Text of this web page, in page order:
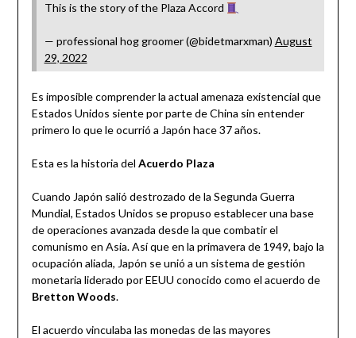
This is the story of the Plaza Accord
— professional hog groomer (@bidetmarxman) August
29, 2022
Es imposible comprender la actual amenaza existencial que
Estados Unidos siente por parte de China sin entender
primero lo que le ocurrió a Japón hace 37 años.
Esta es la historia del Acuerdo Plaza
Cuando Japón salió destrozado de la Segunda Guerra
Mundial, Estados Unidos se propuso establecer una base
de operaciones avanzada desde la que combatir el
comunismo en Asia. Así que en la primavera de 1949, bajo la
ocupación aliada, Japón se unió a un sistema de gestión
monetaria liderado por EEUU conocido como el acuerdo de
Bretton Woods.
El acuerdo vinculaba las monedas de las mayores